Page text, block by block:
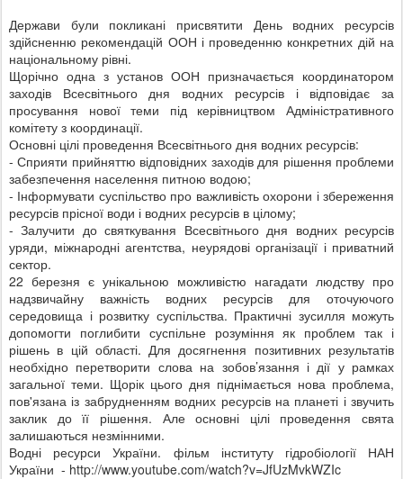
Держави були покликані присвятити День водних ресурсів
здійсненню рекомендацій ООН і проведенню конкретних дій на
національному рівні.
Щорічно одна з установ ООН призначається координатором
заходів Всесвітнього дня водних ресурсів і відповідає за
просування нової теми під керівництвом Адміністративного
комітету з координації.
Основні цілі проведення Всесвітнього дня водних ресурсів:
- Сприяти прийняттю відповідних заходів для рішення проблеми
забезпечення населення питною водою;
- Інформувати суспільство про важливість охорони і збереження
ресурсів прісної води і водних ресурсів в цілому;
- Залучити до святкування Всесвітнього дня водних ресурсів
уряди, міжнародні агентства, неурядові організації і приватний
сектор.
22 березня є унікальною можливістю нагадати людству про
надзвичайну важність водних ресурсів для оточуючого
середовища і розвитку суспільства. Практичні зусилля можуть
допомогти поглибити суспільне розуміння як проблем так і
рішень в цій області. Для досягнення позитивних результатів
необхідно перетворити слова на зобов’язання і дії у рамках
загальної теми. Щорік цього дня піднімається нова проблема,
пов'язана із забрудненням водних ресурсів на планеті і звучить
заклик до її рішення. Але основні цілі проведення свята
залишаються незмінними.
Водні ресурси України. фільм інституту гідробіології НАН
України - http://www.youtube.com/watch?v=JfUzMvkWZIc